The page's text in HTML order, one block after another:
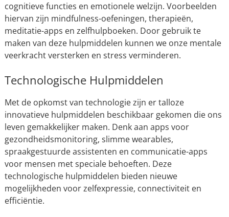
cognitieve functies en emotionele welzijn. Voorbeelden
hiervan zijn mindfulness-oefeningen, therapieën,
meditatie-apps en zelfhulpboeken. Door gebruik te
maken van deze hulpmiddelen kunnen we onze mentale
veerkracht versterken en stress verminderen.
Technologische Hulpmiddelen
Met de opkomst van technologie zijn er talloze
innovatieve hulpmiddelen beschikbaar gekomen die ons
leven gemakkelijker maken. Denk aan apps voor
gezondheidsmonitoring, slimme wearables,
spraakgestuurde assistenten en communicatie-apps
voor mensen met speciale behoeften. Deze
technologische hulpmiddelen bieden nieuwe
mogelijkheden voor zelfexpressie, connectiviteit en
efficiëntie.